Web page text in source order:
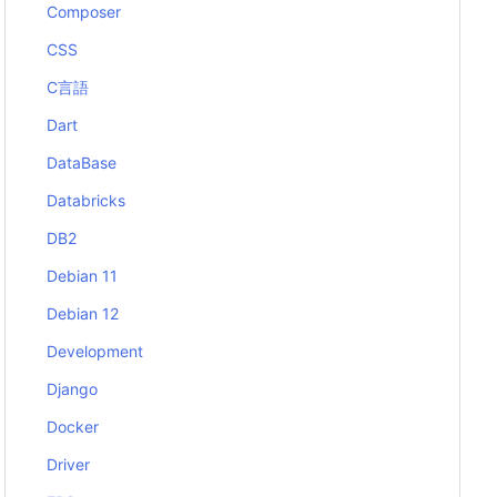
Composer
CSS
C言語
Dart
DataBase
Databricks
DB2
Debian 11
Debian 12
Development
Django
Docker
Driver